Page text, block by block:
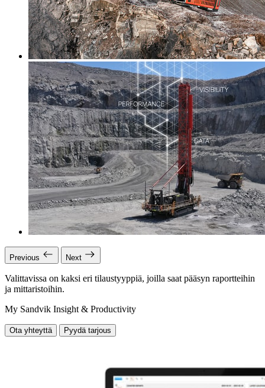
Previous Next
Valittavissa on kaksi eri tilaustyyppiä, joilla saat pääsyn raportteihin
ja mittaristoihin.
My Sandvik Insight & Productivity
Ota yhteyttä Pyydä tarjous